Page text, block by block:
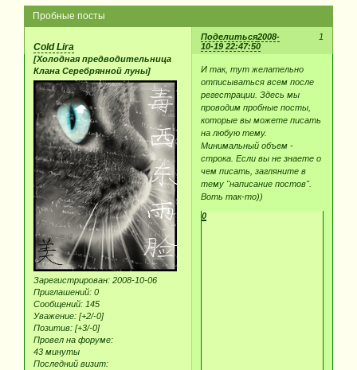
Пробные посты
Поделиться 1
2008-
10-19 22:47:50
Cold Lira
[Холодная предводительница
Клана Серебрянной луны]
Зарегистрирован: 2008-10-06
Приглашений: 0
Сообщений: 145
Уважение: [+2/-0]
Позитив: [+3/-0]
Провел на форуме:
43 минуты
Последний визит:
И так, тут желательно
отписываться всем после
регестрации. Здесь мы
проводим пробные посты,
которые вы можете писать
на любую тему.
Минимальный объем -
строка. Если вы не знаете о
чем писать, загляните в
тему "написание постов".
Воть так-то))
0